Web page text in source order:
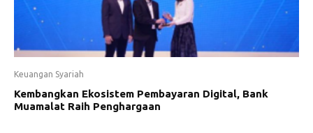
Keuangan Syariah
Kembangkan Ekosistem Pembayaran Digital, Bank
Muamalat Raih Penghargaan